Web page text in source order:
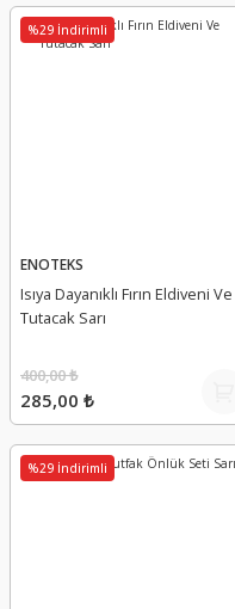
%29 İndirimli
ENOTEKS
Isıya Dayanıklı Fırın Eldiveni Ve
Tutacak Sarı
285,00 ₺
400,00 ₺
%29 İndirimli